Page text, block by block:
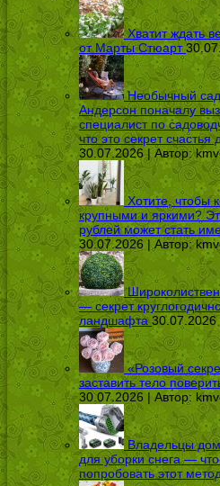
Хватит ждать
от Марты Стюарт
Необычный
Андерсон поначалу
специалист по
что это секрет
30.07.2026 | Автор:
Хотите, чтобы
крупными и яркими?
рублей может стать
30.07.2026 | Автор:
— секрет
ландшафта 30.07.2026
«Розовый
заставить тело
30.07.2026 | Автор:
Владельцы
для уборки снега —
попробовать этот метод